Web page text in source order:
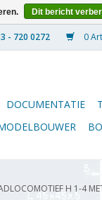
0
DOCUMENTATIE
H 1-4
Dit bericht